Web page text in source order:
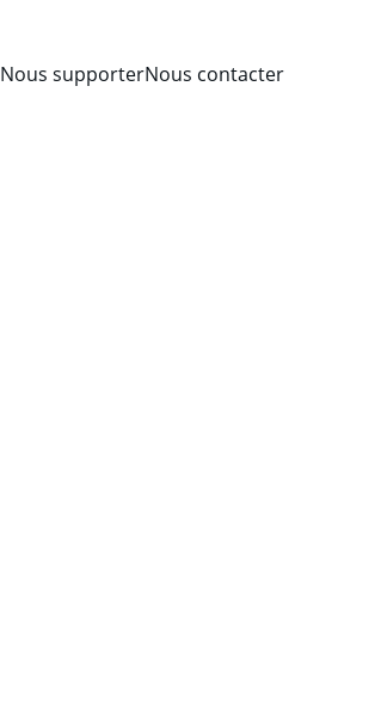
Nous supporterNous contacter